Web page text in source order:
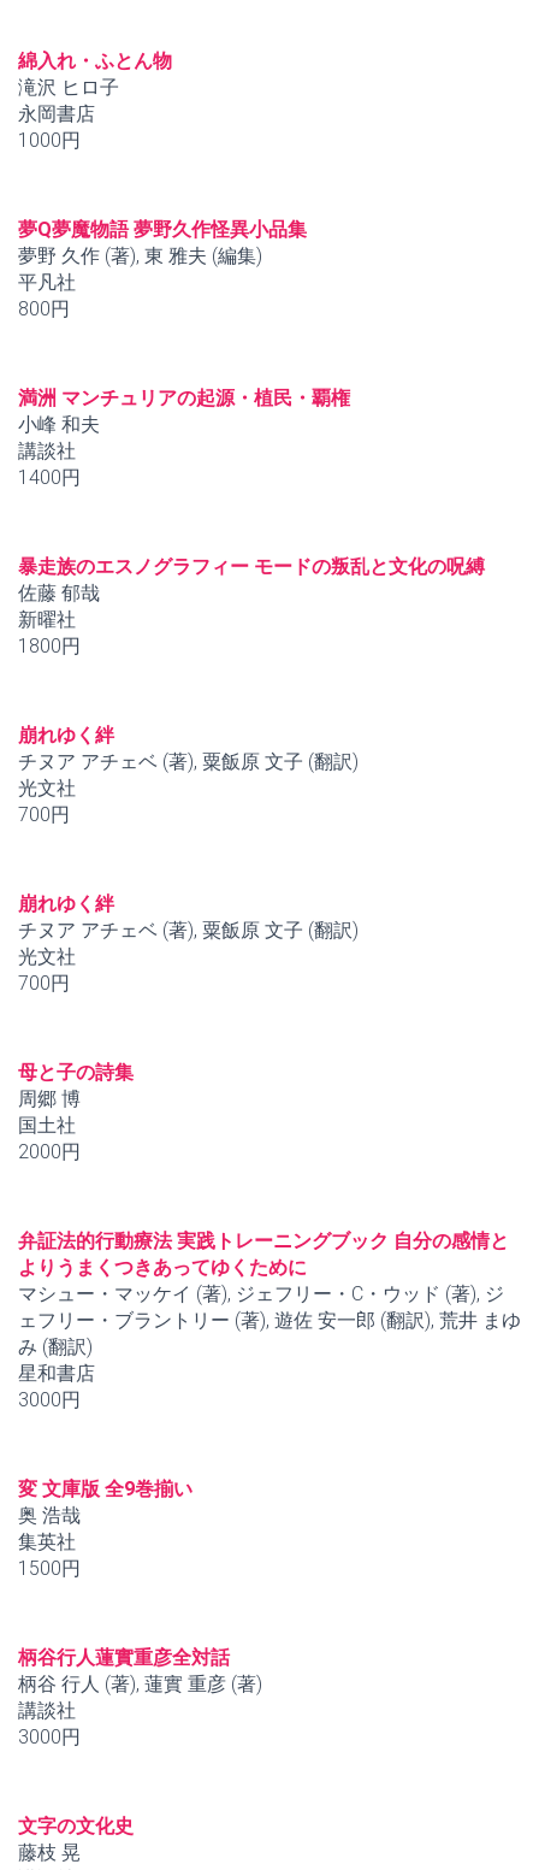
綿入れ・ふとん物
滝沢 ヒロ子
永岡書店
1000円
夢Q夢魔物語 夢野久作怪異小品集
夢野 久作 (著), 東 雅夫 (編集)
平凡社
800円
満洲 マンチュリアの起源・植民・覇権
小峰 和夫
講談社
1400円
暴走族のエスノグラフィー モードの叛乱と文化の呪縛
佐藤 郁哉
新曜社
1800円
崩れゆく絆
チヌア アチェベ (著), 粟飯原 文子 (翻訳)
光文社
700円
崩れゆく絆
チヌア アチェベ (著), 粟飯原 文子 (翻訳)
光文社
700円
母と子の詩集
周郷 博
国土社
2000円
弁証法的行動療法 実践トレーニングブック 自分の感情と
よりうまくつきあってゆくために
マシュー・マッケイ (著), ジェフリー・C・ウッド (著), ジ
ェフリー・ブラントリー (著), 遊佐 安一郎 (翻訳), 荒井 まゆ
み (翻訳)
星和書店
3000円
変 文庫版 全9巻揃い
奥 浩哉
集英社
1500円
柄谷行人蓮實重彦全対話
柄谷 行人 (著), 蓮實 重彦 (著)
講談社
3000円
文字の文化史
藤枝 晃